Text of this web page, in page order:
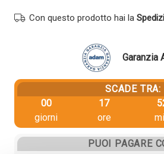
Con questo prodotto hai la
Garanzia
SCADE TRA:
00
giorni
17
ore
PUOI PAGARE